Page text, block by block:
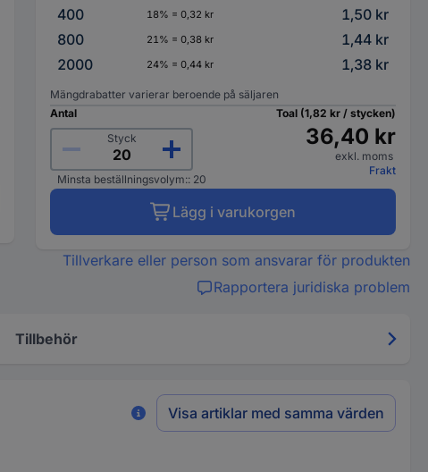
400
18% = 0,32 kr
1,50 kr
800
21% = 0,38 kr
1,44 kr
2000
24% = 0,44 kr 1,38 kr
Mängdrabatter varierar beroende på säljaren
Antal
Styck
Minsta beställningsvolym:: 20
Toal (1,82 kr / stycken)
36,40 kr
exkl. moms
Frakt
Lägg i varukorgen
Tillverkare eller person som ansvarar för produkten
Rapportera juridiska problem
Tillbehör
Visa artiklar med samma värden